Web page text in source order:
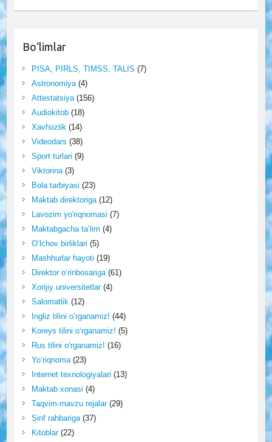
Bo‘limlar
PISA, PIRLS, TIMSS, TALIS (7)
Astronomiya(4)
Attestatsiya(156)
Audiokitob(18)
Xavfsizlik(14)
Videodars (38)
Sport turlari (9)
Viktorina(3)
Bola tarbiyasi (23)
Maktab direktoriga(12)
Lavozim yo'riqnomasi (7)
Maktabgacha ta’lim (4)
O‘lchov birliklari (5)
Mashhurlar hayoti (19)
Direktor o‘rinbosariga(61)
Xorijiy universitetlar(4)
Salomatlik(12)
Ingliz tilini o‘rganamiz! (44)
Koreys tilini o‘rganamiz! (5)
Rus tilini o‘rganamiz! (16)
Yo‘riqnoma(23)
Internet texnologiyalari (13)
Maktab xonasi (4)
Taqvim-mavzu rejalar(29)
Sinf rahbariga(37)
Kitoblar(22)